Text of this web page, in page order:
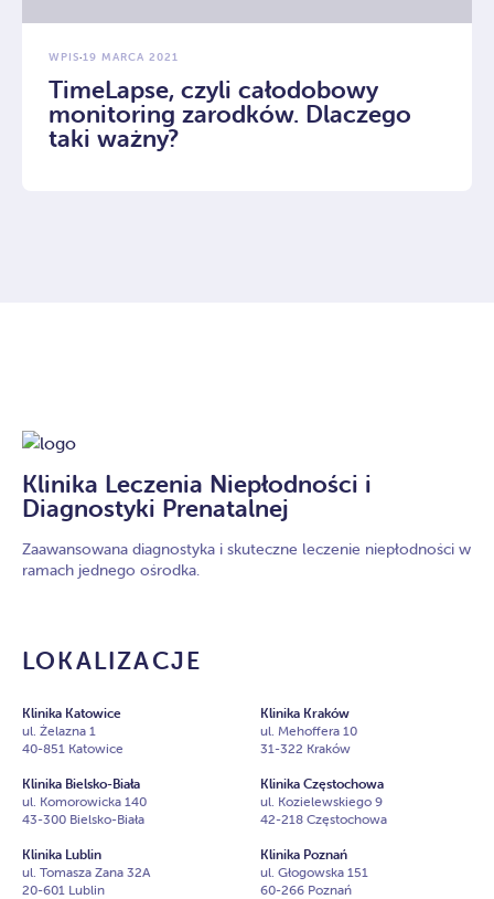
WPIS·19 MARCA 2021
TimeLapse, czyli całodobowy
monitoring zarodków. Dlaczego
taki ważny?
Klinika Leczenia Niepłodności i
Diagnostyki Prenatalnej
Zaawansowana diagnostyka i skuteczne leczenie niepłodności w
ramach jednego ośrodka.
LOKALIZACJE
Klinika Katowice
ul. Żelazna 1
40-851 Katowice
Klinika Kraków
ul. Mehoffera 10
31-322 Kraków
Klinika Bielsko-Biała
ul. Komorowicka 140
43-300 Bielsko-Biała
Klinika Częstochowa
ul. Kozielewskiego 9
42-218 Częstochowa
Klinika Lublin
ul. Tomasza Zana 32A
20-601 Lublin
Klinika Poznań
ul. Głogowska 151
60-266 Poznań